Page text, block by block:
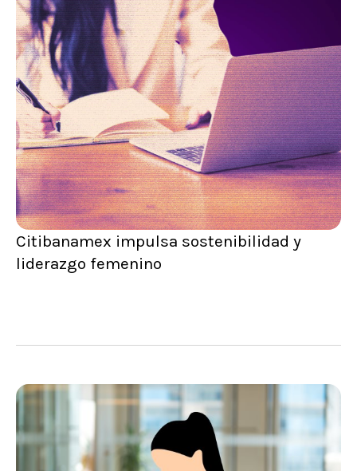
Citibanamex impulsa sostenibilidad y
liderazgo femenino